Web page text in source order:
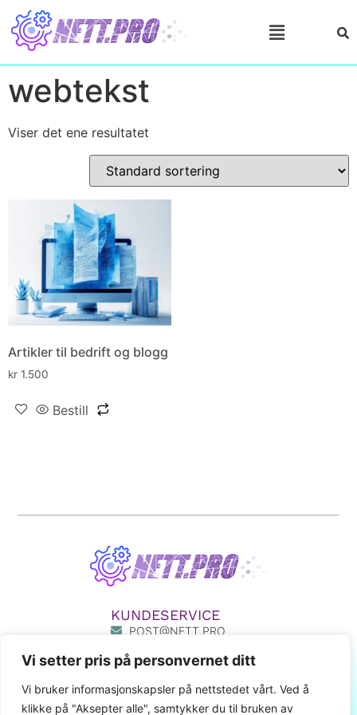
Vi setter pris på personvernet ditt
Vi bruker informasjonskapsler på nettstedet vårt. Ved å
klikke på "Aksepter alle", samtykker du til bruken av
webtekst
Viser det ene resultatet
Artikler til bedrift og blogg
kr 1.500
Bestill
KUNDESERVICE
POST@NETT.PRO
411 80 777
MIN SIDE